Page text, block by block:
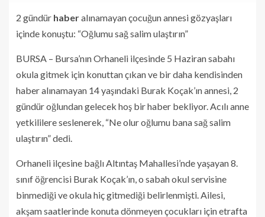
2 gündür haberalınamayan çocuğun annesi gözyaşları
içinde konuştu: “Oğlumu sağ salim ulaştırın”
BURSA – Bursa’nın Orhaneli ilçesinde 5 Haziran sabahı
okula gitmek için konuttan çıkan ve bir daha kendisinden
haber alınamayan 14 yaşındaki Burak Koçak’ın annesi, 2
gündür oğlundan gelecek hoş bir haber bekliyor. Acılı anne
yetkililere seslenerek, “Ne olur oğlumu bana sağ salim
ulaştırın” dedi.
Orhaneli ilçesine bağlı Altıntaş Mahallesi’nde yaşayan 8.
sınıf öğrencisi Burak Koçak’ın, o sabah okul servisine
binmediği ve okula hiç gitmediği belirlenmişti. Ailesi,
akşam saatlerinde konuta dönmeyen çocukları için etrafta